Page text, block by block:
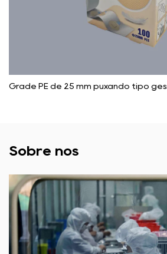
Grade PE de 25 mm puxando tipo
Sobre nós